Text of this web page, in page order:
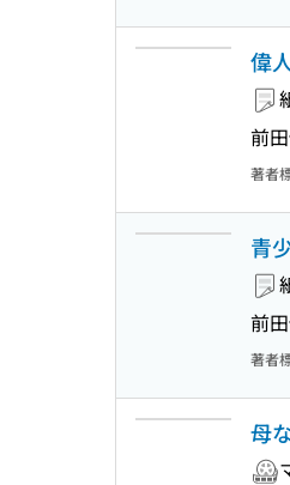
偉
前
著者
青
前
著者
母